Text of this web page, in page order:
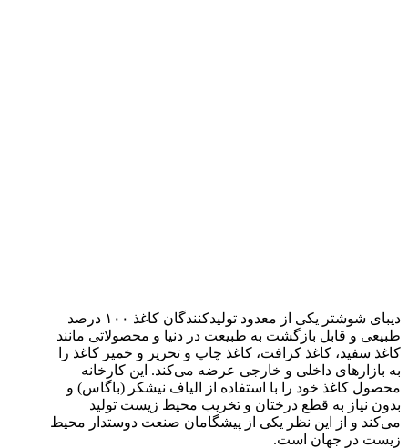
دیبای شوشتر یکی از معدود تولیدکنندگان کاغذ ۱۰۰ درصد
طبیعی و قابل بازگشت به طبیعت در دنیا و محصولاتی مانند
کاغذ سفید، کاغذ کرافت، کاغذ چاپ و تحریر و خمیر کاغذ را
به بازارهای داخلی و خارجی عرضه می‌کند. این کارخانه
محصول کاغذ خود را با استفاده از الیاف نیشکر (باگاس) و
بدون نیاز به قطع درختان و تخریب محیط زیست تولید
می‌کند و از این نظر یکی از پیشگامان صنعت دوستدار محیط
زیست در جهان است.